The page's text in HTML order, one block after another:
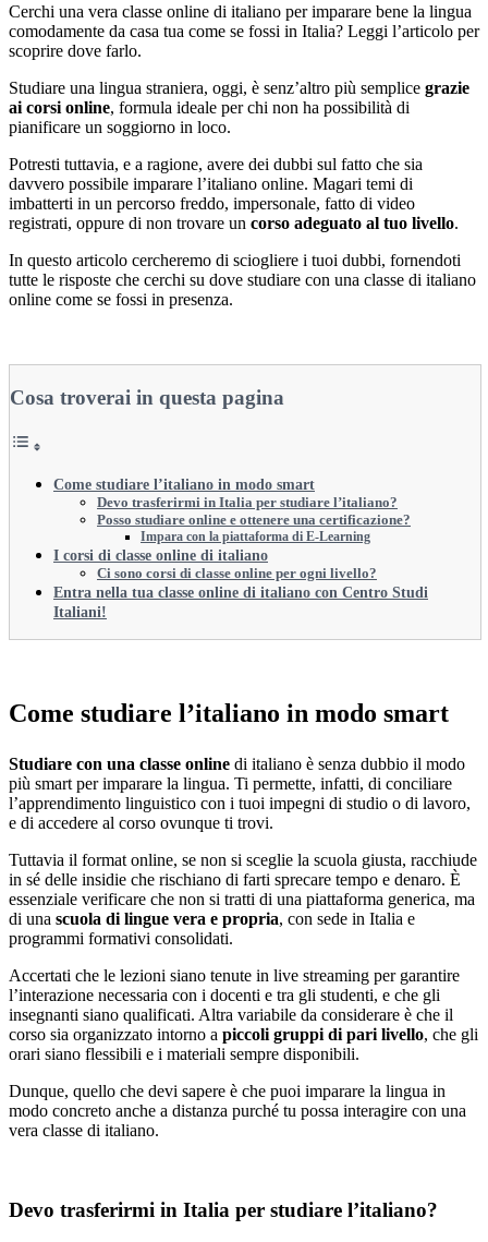
Cerchi una vera classe online di italiano per imparare bene la lingua
comodamente da casa tua come se fossi in Italia? Leggi l’articolo per
scoprire dove farlo.
Studiare una lingua straniera, oggi, è senz’altro più semplice grazie
ai corsi online, formula ideale per chi non ha possibilità di
pianificare un soggiorno in loco.
Potresti tuttavia, e a ragione, avere dei dubbi sul fatto che sia
davvero possibile imparare l’italiano online. Magari temi di
imbatterti in un percorso freddo, impersonale, fatto di video
registrati, oppure di non trovare un corso adeguato al tuo livello.
In questo articolo cercheremo di sciogliere i tuoi dubbi, fornendoti
tutte le risposte che cerchi su dove studiare con una classe di italiano
online come se fossi in presenza.
Cosa troverai in questa pagina
Come studiare l’italiano in modo smart
Devo trasferirmi in Italia per studiare l’italiano?
Posso studiare online e ottenere una certificazione?
Impara con la piattaforma di E-Learning
I corsi di classe online di italiano
Ci sono corsi di classe online per ogni livello?
Entra nella tua classe online di italiano con Centro Studi
Italiani!
Come studiare l’italiano in modo smart
Studiare con una classe online di italiano è senza dubbio il modo
più smart per imparare la lingua. Ti permette, infatti, di conciliare
l’apprendimento linguistico con i tuoi impegni di studio o di lavoro,
e di accedere al corso ovunque ti trovi.
Tuttavia il format online, se non si sceglie la scuola giusta, racchiude
in sé delle insidie che rischiano di farti sprecare tempo e denaro. È
essenziale verificare che non si tratti di una piattaforma generica, ma
di una scuola di lingue vera e propria, con sede in Italia e
programmi formativi consolidati.
Accertati che le lezioni siano tenute in live streaming per garantire
l’interazione necessaria con i docenti e tra gli studenti, e che gli
insegnanti siano qualificati. Altra variabile da considerare è che il
corso sia organizzato intorno a piccoli gruppi di pari livello, che gli
orari siano flessibili e i materiali sempre disponibili.
Dunque, quello che devi sapere è che puoi imparare la lingua in
modo concreto anche a distanza purché tu possa interagire con una
vera classe di italiano.
Devo trasferirmi in Italia per studiare l’italiano?